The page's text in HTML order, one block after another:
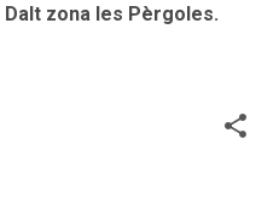
zona les Pèrgoles.